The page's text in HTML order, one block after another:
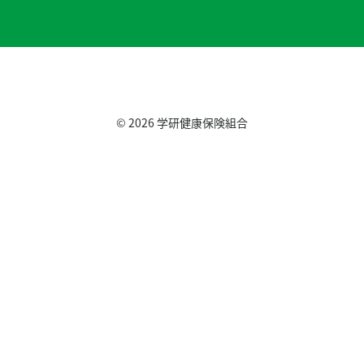
© 2026 学研健康保険組合